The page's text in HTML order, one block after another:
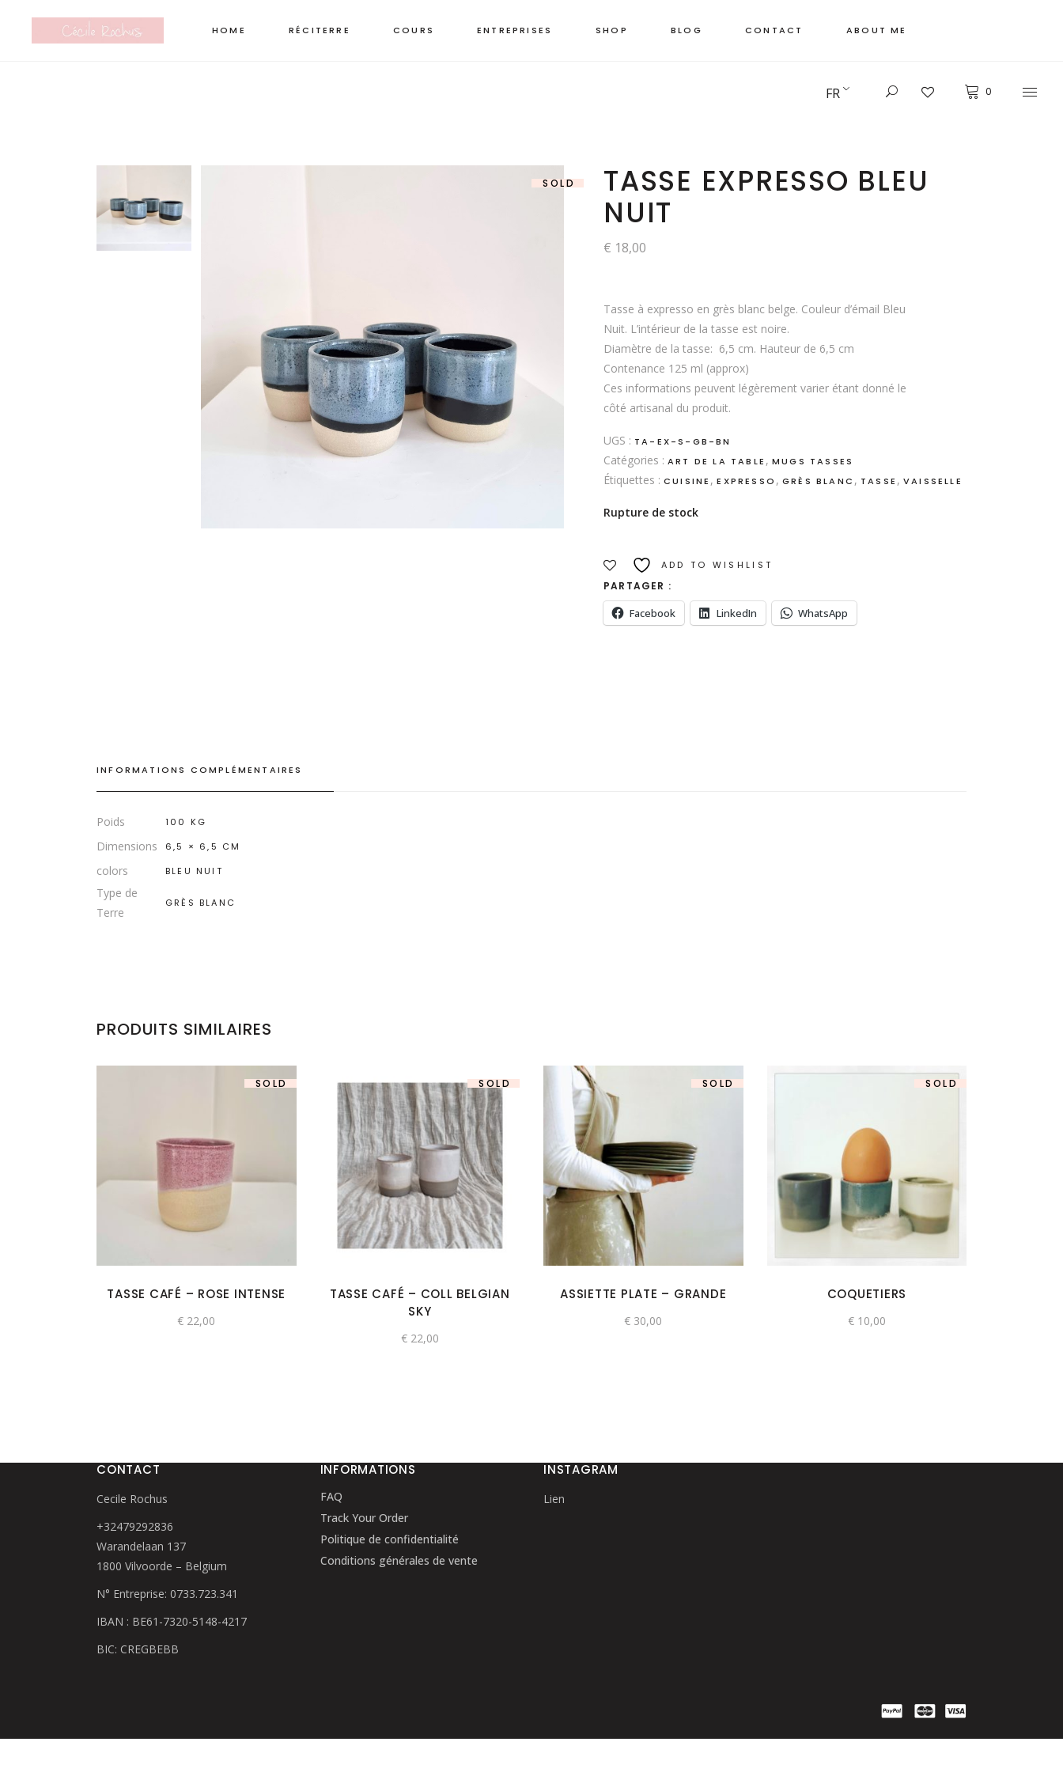
HOME RÉCITERRE COURS ENTREPRISES SHOP BLOG CONTACT ABOUT ME
FR 0
SOLD
TASSE EXPRESSO BLEU
NUIT
€ 18,00
Tasse à expresso en grès blanc belge. Couleur d’émail Bleu
Nuit. L’intérieur de la tasse est noire.
Diamètre de la tasse: 6,5 cm. Hauteur de 6,5 cm
Contenance 125 ml (approx)
Ces informations peuvent légèrement varier étant donné le
côté artisanal du produit.
UGS : TA-EX-S-GB-BN
Catégories : ART DE LA TABLE , MUGS TASSES
Étiquettes : CUISINE ,EXPRESSO ,GRÈS BLANC , TASSE ,VAISSELLE
Rupture de stock
ADD TO WISHLIST
PARTAGER :
Facebook LinkedIn WhatsApp
INFORMATIONS COMPLÉMENTAIRES
Poids 100 KG
Dimensions 6,5 × 6,5 CM
colors BLEU NUIT
Type de
Terre
GRÈS BLANC
PRODUITS SIMILAIRES
SOLD
TASSE CAFÉ – ROSE INTENSE
€ 22,00
SOLD
TASSE CAFÉ – COLL BELGIAN
SKY
€22,00
SOLD
ASSIETTE PLATE – GRANDE
€ 30,00
SOLD
COQUETIERS
€10,00
CONTACT
Cecile Rochus
+32479292836
Warandelaan 137
1800 Vilvoorde – Belgium
N° Entreprise: 0733.723.341
IBAN : BE61-7320-5148-4217
BIC: CREGBEBB
INFORMATIONS
FAQ
Track Your Order
Politique de confidentialité
Conditions générales de vente
INSTAGRAM
Lien